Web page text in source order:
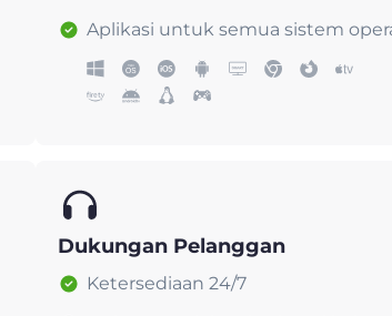
Aplikasi untuk semua sistem
Dukungan Pelanggan
Ketersediaan 24/7